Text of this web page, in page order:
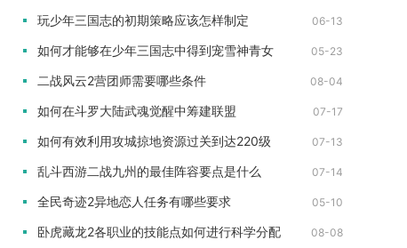
玩少年三国志的初期策略应该怎样制定 06-13
如何才能够在少年三国志中得到宠雪神青女 05-23
二战风云2营团师需要哪些条件 08-04
如何在斗罗大陆武魂觉醒中筹建联盟 07-17
如何有效利用攻城掠地资源过关到达220级 07-13
乱斗西游二战九州的最佳阵容要点是什么 07-14
全民奇迹2异地恋人任务有哪些要求 05-10
卧虎藏龙2各职业的技能点如何进行科学分配 08-08